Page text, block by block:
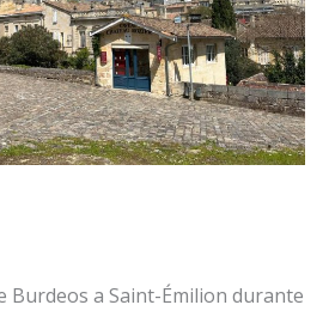
Burdeos a Saint-Émilion durante